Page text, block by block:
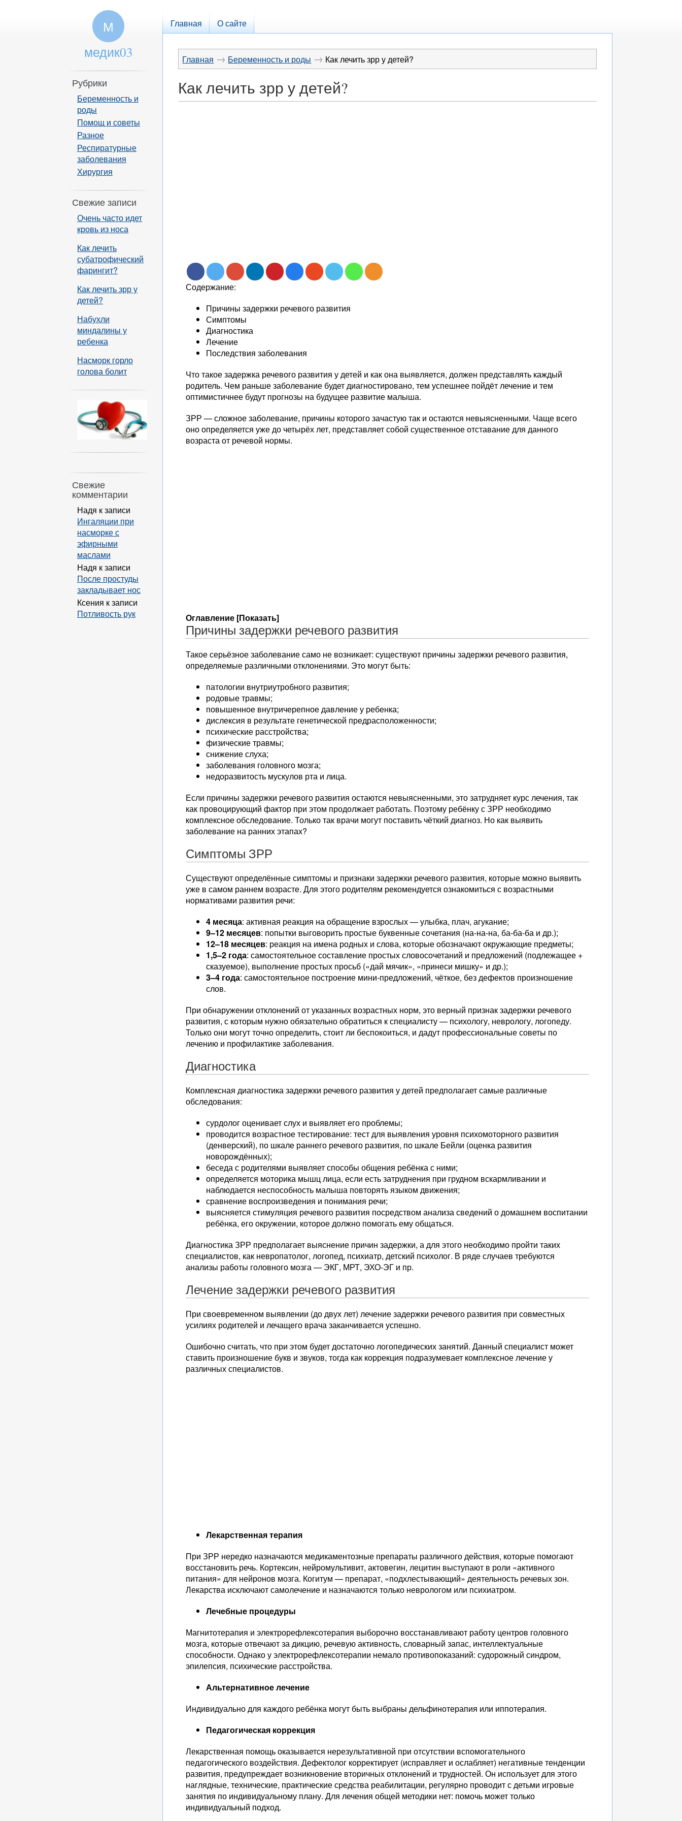
Главная О сайте
Главная → Беременность и роды → Как лечить зрр у детей?
Как лечить зрр у детей?
Содержание:
Причины задержки речевого развития
Симптомы
Диагностика
Лечение
Последствия заболевания
Что такое задержка речевого развития у детей и как она выявляется, должен представлять каждый
родитель. Чем раньше заболевание будет диагностировано, тем успешнее пойдёт лечение и тем
оптимистичнее будут прогнозы на будущее развитие малыша.
ЗРР — сложное заболевание, причины которого зачастую так и остаются невыясненными. Чаще всего
оно определяется уже до четырёх лет, представляет собой существенное отставание для данного
возраста от речевой нормы.
Оглавление [Показать]
Причины задержки речевого развития
Такое серьёзное заболевание само не возникает: существуют причины задержки речевого развития,
определяемые различными отклонениями. Это могут быть:
патологии внутриутробного развития;
родовые травмы;
повышенное внутричерепное давление у ребенка;
дислексия в результате генетической предрасположенности;
психические расстройства;
физические травмы;
снижение слуха;
заболевания головного мозга;
недоразвитость мускулов рта и лица.
Если причины задержки речевого развития остаются невыясненными, это затрудняет курс лечения, так
как провоцирующий фактор при этом продолжает работать. Поэтому ребёнку с ЗРР необходимо
комплексное обследование. Только так врачи могут поставить чёткий диагноз. Но как выявить
заболевание на ранних этапах?
Симптомы ЗРР
Существуют определённые симптомы и признаки задержки речевого развития, которые можно выявить
уже в самом раннем возрасте. Для этого родителям рекомендуется ознакомиться с возрастными
нормативами развития речи:
4 месяца: активная реакция на обращение взрослых — улыбка, плач, агукание;
9–12 месяцев: попытки выговорить простые буквенные сочетания (на-на-на, ба-ба-ба и др.);
12–18 месяцев: реакция на имена родных и слова, которые обозначают окружающие предметы;
1,5–2 года: самостоятельное составление простых словосочетаний и предложений (подлежащее +
сказуемое), выполнение простых просьб («дай мячик», «принеси мишку» и др.);
3–4 года: самостоятельное построение мини-предложений, чёткое, без дефектов произношение
слов.
При обнаружении отклонений от указанных возрастных норм, это верный признак задержки речевого
развития, с которым нужно обязательно обратиться к специалисту — психологу, неврологу, логопеду.
Только они могут точно определить, стоит ли беспокоиться, и дадут профессиональные советы по
лечению и профилактике заболевания.
Диагностика
Комплексная диагностика задержки речевого развития у детей предполагает самые различные
обследования:
сурдолог оценивает слух и выявляет его проблемы;
проводится возрастное тестирование: тест для выявления уровня психомоторного развития
(денверский), по шкале раннего речевого развития, по шкале Бейли (оценка развития
новорождённых);
беседа с родителями выявляет способы общения ребёнка с ними;
определяется моторика мышц лица, если есть затруднения при грудном вскармливании и
наблюдается неспособность малыша повторять языком движения;
сравнение воспроизведения и понимания речи;
выясняется стимуляция речевого развития посредством анализа сведений о домашнем воспитании
ребёнка, его окружении, которое должно помогать ему общаться.
Диагностика ЗРР предполагает выяснение причин задержки, а для этого необходимо пройти таких
специалистов, как невропатолог, логопед, психиатр, детский психолог. В ряде случаев требуются
анализы работы головного мозга — ЭКГ, МРТ, ЭХО-ЭГ и пр.
Лечение задержки речевого развития
При своевременном выявлении (до двух лет) лечение задержки речевого развития при совместных
усилиях родителей и лечащего врача заканчивается успешно.
Ошибочно считать, что при этом будет достаточно логопедических занятий. Данный специалист может
ставить произношение букв и звуков, тогда как коррекция подразумевает комплексное лечение у
различных специалистов.
Лекарственная терапия
При ЗРР нередко назначаются медикаментозные препараты различного действия, которые помогают
восстановить речь. Кортексин, нейромультивит, актовегин, лецитин выступают в роли «активного
питания» для нейронов мозга. Когитум — препарат, «подхлестывающий» деятельность речевых зон.
Лекарства исключают самолечение и назначаются только неврологом или психиатром.
Лечебные процедуры
Магнитотерапия и электрорефлексотерапия выборочно восстанавливают работу центров головного
мозга, которые отвечают за дикцию, речевую активность, словарный запас, интеллектуальные
способности. Однако у электрорефлексотерапии немало противопоказаний: судорожный синдром,
эпилепсия, психические расстройства.
Альтернативное лечение
Индивидуально для каждого ребёнка могут быть выбраны дельфинотерапия или иппотерапия.
Педагогическая коррекция
Лекарственная помощь оказывается нерезультативной при отсутствии вспомогательного
педагогического воздействия. Дефектолог корректирует (исправляет и ослабляет) негативные тенденции
развития, предупреждает возникновение вторичных отклонений и трудностей. Он использует для этого
наглядные, технические, практические средства реабилитации, регулярно проводит с детьми игровые
занятия по индивидуальному плану. Для лечения общей методики нет: помочь может только
индивидуальный подход.
М
медик03
Рубрики
Беременность и
роды
Помощ и советы
Разное
Респиратурные
заболевания
Хирургия
Свежие записи
Очень часто идет
кровь из носа
Как лечить
субатрофический
фарингит?
Как лечить зрр у
детей?
Набухли
миндалины у
ребенка
Насморк горло
голова болит
Свежие
комментарии
Надя к записи
Ингаляции при
насморке с
эфирными
маслами
Надя к записи
После простуды
закладывает нос
Ксения к записи
Потливость рук